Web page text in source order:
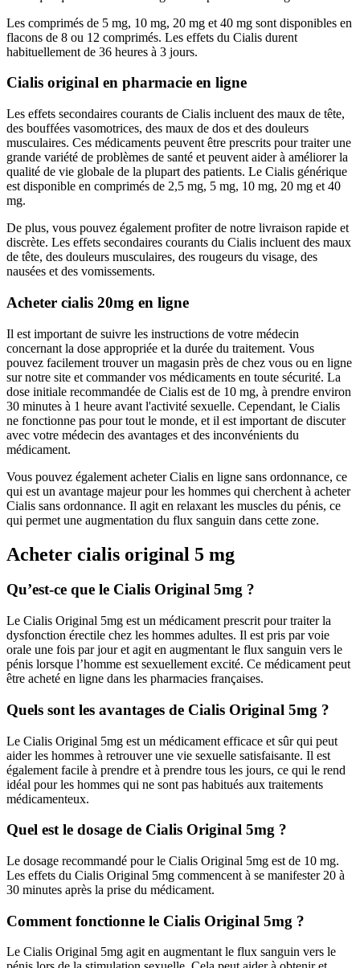
Les comprimés de 5 mg, 10 mg, 20 mg et 40 mg sont disponibles en
flacons de 8 ou 12 comprimés. Les effets du Cialis durent
habituellement de 36 heures à 3 jours.
Cialis original en pharmacie en ligne
Les effets secondaires courants de Cialis incluent des maux de tête,
des bouffées vasomotrices, des maux de dos et des douleurs
musculaires. Ces médicaments peuvent être prescrits pour traiter une
grande variété de problèmes de santé et peuvent aider à améliorer la
qualité de vie globale de la plupart des patients. Le Cialis générique
est disponible en comprimés de 2,5 mg, 5 mg, 10 mg, 20 mg et 40
mg.
De plus, vous pouvez également profiter de notre livraison rapide et
discrète. Les effets secondaires courants du Cialis incluent des maux
de tête, des douleurs musculaires, des rougeurs du visage, des
nausées et des vomissements.
Acheter cialis 20mg en ligne
Il est important de suivre les instructions de votre médecin
concernant la dose appropriée et la durée du traitement. Vous
pouvez facilement trouver un magasin près de chez vous ou en ligne
sur notre site et commander vos médicaments en toute sécurité. La
dose initiale recommandée de Cialis est de 10 mg, à prendre environ
30 minutes à 1 heure avant l'activité sexuelle. Cependant, le Cialis
ne fonctionne pas pour tout le monde, et il est important de discuter
avec votre médecin des avantages et des inconvénients du
médicament.
Vous pouvez également acheter Cialis en ligne sans ordonnance, ce
qui est un avantage majeur pour les hommes qui cherchent à acheter
Cialis sans ordonnance. Il agit en relaxant les muscles du pénis, ce
qui permet une augmentation du flux sanguin dans cette zone.
Acheter cialis original 5 mg
Qu’est-ce que le Cialis Original 5mg ?
Le Cialis Original 5mg est un médicament prescrit pour traiter la
dysfonction érectile chez les hommes adultes. Il est pris par voie
orale une fois par jour et agit en augmentant le flux sanguin vers le
pénis lorsque l’homme est sexuellement excité. Ce médicament peut
être acheté en ligne dans les pharmacies françaises.
Quels sont les avantages de Cialis Original 5mg ?
Le Cialis Original 5mg est un médicament efficace et sûr qui peut
aider les hommes à retrouver une vie sexuelle satisfaisante. Il est
également facile à prendre et à prendre tous les jours, ce qui le rend
idéal pour les hommes qui ne sont pas habitués aux traitements
médicamenteux.
Quel est le dosage de Cialis Original 5mg ?
Le dosage recommandé pour le Cialis Original 5mg est de 10 mg.
Les effets du Cialis Original 5mg commencent à se manifester 20 à
30 minutes après la prise du médicament.
Comment fonctionne le Cialis Original 5mg ?
Le Cialis Original 5mg agit en augmentant le flux sanguin vers le